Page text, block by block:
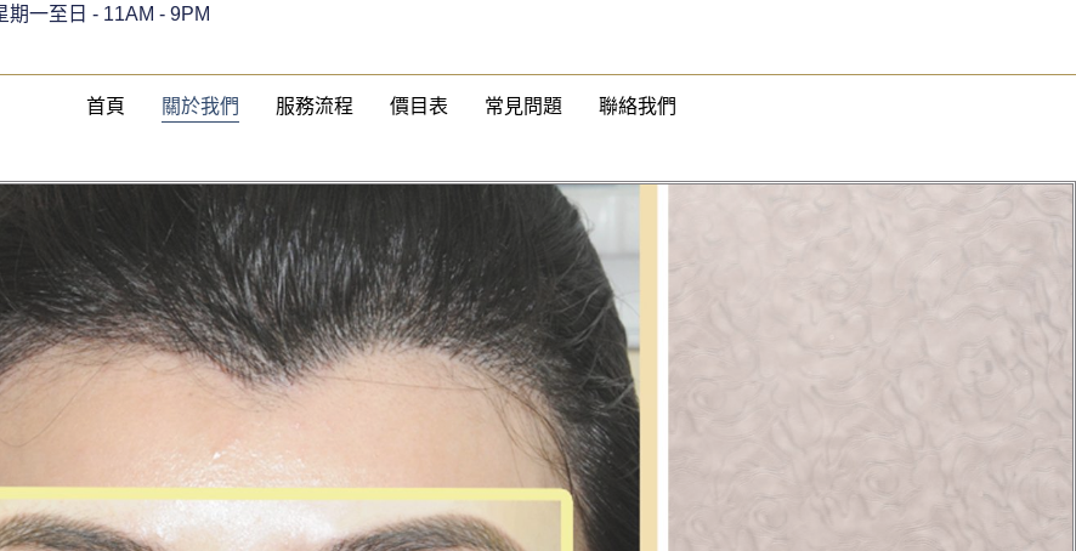
期一至日 - 11AM - 9PM
首頁 關於我們 服務流程 價目表 常見問題 聯絡我們